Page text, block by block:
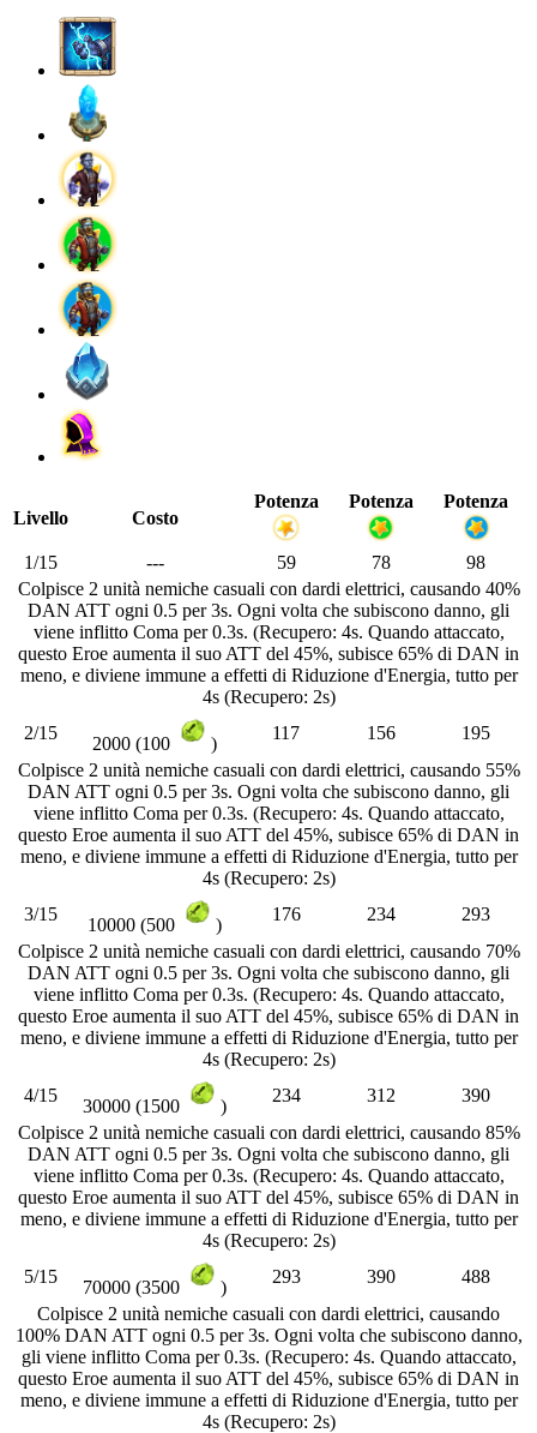
Livello Costo
Potenza Potenza Potenza
1/15 --- 59 78
98
Colpisce 2 unità nemiche casuali con dardi elettrici, causando 40%
DAN ATT ogni 0.5 per 3s. Ogni volta che subiscono danno, gli
viene inflitto Coma per 0.3s. (Recupero: 4s. Quando attaccato,
questo Eroe aumenta il suo ATT del 45%, subisce 65% di DAN in
meno, e diviene immune a effetti di Riduzione d'Energia, tutto per
4s (Recupero: 2s)
2/15
2000 (100 )
117 156
195
Colpisce 2 unità nemiche casuali con dardi elettrici, causando 55%
DAN ATT ogni 0.5 per 3s. Ogni volta che subiscono danno, gli
viene inflitto Coma per 0.3s. (Recupero: 4s. Quando attaccato,
questo Eroe aumenta il suo ATT del 45%, subisce 65% di DAN in
meno, e diviene immune a effetti di Riduzione d'Energia, tutto per
4s (Recupero: 2s)
3/15
10000 (500 )
176 234
293
Colpisce 2 unità nemiche casuali con dardi elettrici, causando 70%
DAN ATT ogni 0.5 per 3s. Ogni volta che subiscono danno, gli
viene inflitto Coma per 0.3s. (Recupero: 4s. Quando attaccato,
questo Eroe aumenta il suo ATT del 45%, subisce 65% di DAN in
meno, e diviene immune a effetti di Riduzione d'Energia, tutto per
4s (Recupero: 2s)
4/15
30000 (1500 )
234 312
390
Colpisce 2 unità nemiche casuali con dardi elettrici, causando 85%
DAN ATT ogni 0.5 per 3s. Ogni volta che subiscono danno, gli
viene inflitto Coma per 0.3s. (Recupero: 4s. Quando attaccato,
questo Eroe aumenta il suo ATT del 45%, subisce 65% di DAN in
meno, e diviene immune a effetti di Riduzione d'Energia, tutto per
4s (Recupero: 2s)
5/15
70000 (3500 )
293 390
488
Colpisce 2 unità nemiche casuali con dardi elettrici, causando
100% DAN ATT ogni 0.5 per 3s. Ogni volta che subiscono danno,
gli viene inflitto Coma per 0.3s. (Recupero: 4s. Quando attaccato,
questo Eroe aumenta il suo ATT del 45%, subisce 65% di DAN in
meno, e diviene immune a effetti di Riduzione d'Energia, tutto per
4s (Recupero: 2s)